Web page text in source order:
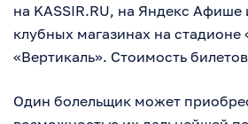
на KASSIR.RU, на Яндекс Афише
клубных магазинах на стадионе
«Вертикаль». Стоимость
Один болельщик может